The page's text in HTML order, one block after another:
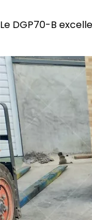
Le DGP70-B